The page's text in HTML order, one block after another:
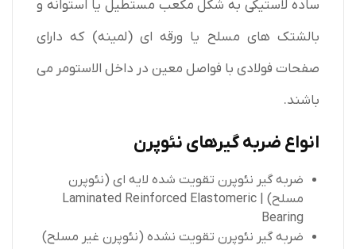
ساده لاستیکی به شکل مکعب مستطیل یا استوانه و
بالشتک های مسلح یا ورقه ای (لمینه) که دارای
صفحات فولادی با فواصل معین در داخل الاستومر می
باشند.
انواع ضربه گیرهای نئوپرن
ضربه گیر نئوپرن تقویت شده لایه ای (نئوپرن
مسلح) | Laminated Reinforced Elastomeric
Bearing
ضربه گیر نئوپرن تقویت نشده (نئوپرن غیر مسلح)